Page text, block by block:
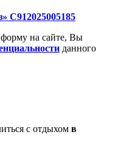
С912025005185
на сайте, Вы
данного
с отдыхом в